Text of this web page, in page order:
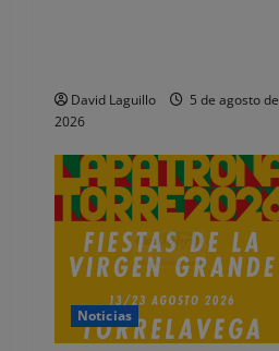
t
r
a
s
David Laguillo
5 de agosto de
2026
Noticias